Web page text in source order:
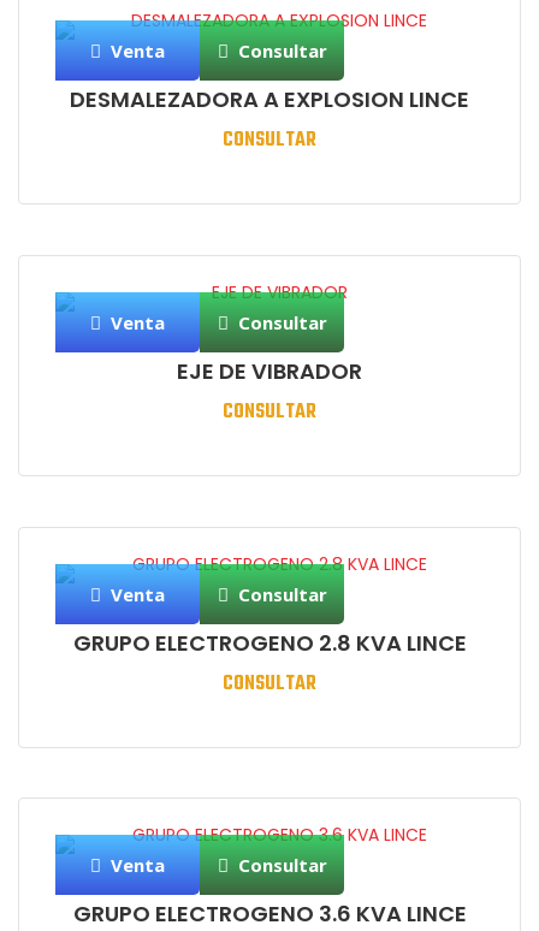
Venta Consultar
DESMALEZADORA A EXPLOSION LINCE
CONSULTAR
Venta Consultar
EJE DE VIBRADOR
CONSULTAR
Venta Consultar
GRUPO ELECTROGENO 2.8 KVA LINCE
CONSULTAR
Venta Consultar
GRUPO ELECTROGENO 3.6 KVA LINCE